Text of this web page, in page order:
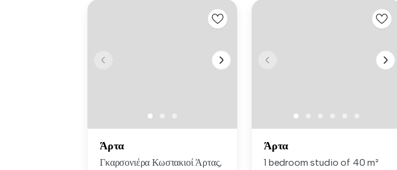
Άρτα
Γκαρσονιέρα Κωστακιοί Άρτας,
Άρτα
1 bedroom studio of 40 m²